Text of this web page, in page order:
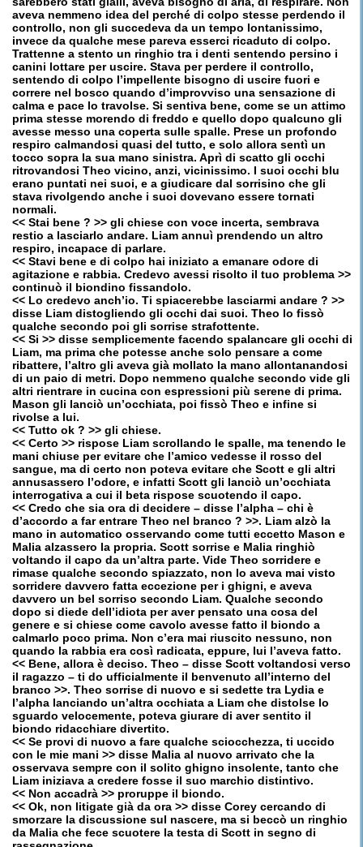
aveva nemmeno idea del perché di colpo stesse perdendo il
controllo, non gli succedeva da un tempo lontanissimo,
invece da qualche mese pareva esserci ricaduto di colpo.
Trattenne a stento un ringhio tra i denti sentendo persino i
canini lottare per uscire. Stava per perdere il controllo,
sentendo di colpo l’impellente bisogno di uscire fuori e
correre nel bosco quando d’improvviso una sensazione di
calma e pace lo travolse. Si sentiva bene, come se un attimo
prima stesse morendo di freddo e quello dopo qualcuno gli
avesse messo una coperta sulle spalle. Prese un profondo
respiro calmandosi quasi del tutto, e solo allora sentì un
tocco sopra la sua mano sinistra. Aprì di scatto gli occhi
ritrovandosi Theo vicino, anzi, vicinissimo. I suoi occhi blu
erano puntati nei suoi, e a giudicare dal sorrisino che gli
stava rivolgendo anche i suoi dovevano essere tornati
normali.
<< Stai bene ? >> gli chiese con voce incerta, sembrava
restio a lasciarlo andare. Liam annuì prendendo un altro
respiro, incapace di parlare.
<< Stavi bene e di colpo hai iniziato a emanare odore di
agitazione e rabbia. Credevo avessi risolto il tuo problema >>
continuò il biondino fissandolo.
<< Lo credevo anch’io. Ti spiacerebbe lasciarmi andare ? >>
disse Liam distogliendo gli occhi dai suoi. Theo lo fissò
qualche secondo poi gli sorrise strafottente.
<< Si >> disse semplicemente facendo spalancare gli occhi di
Liam, ma prima che potesse anche solo pensare a come
ribattere, l’altro gli aveva già mollato la mano allontanandosi
di un paio di metri. Dopo nemmeno qualche secondo vide gli
altri rientrare in cucina con espressioni più serene di prima.
Mason gli lanciò un’occhiata, poi fissò Theo e infine si
rivolse a lui.
<< Tutto ok ? >> gli chiese.
<< Certo >> rispose Liam scrollando le spalle, ma tenendo le
mani chiuse per evitare che l’amico vedesse il rosso del
sangue, ma di certo non poteva evitare che Scott e gli altri
annusassero l’odore, e infatti Scott gli lanciò un’occhiata
interrogativa a cui il beta rispose scuotendo il capo.
<< Credo che sia ora di decidere – disse l’alpha – chi è
d’accordo a far entrare Theo nel branco ? >>. Liam alzò la
mano in automatico osservando come tutti eccetto Mason e
Malia alzassero la propria. Scott sorrise e Malia ringhiò
voltando il capo da un’altra parte. Vide Theo sorridere e
rimase qualche secondo spiazzato, non lo aveva mai visto
sorridere davvero fatta eccezione per i ghigni, e aveva
davvero un bel sorriso secondo Liam. Qualche secondo
dopo si diede dell’idiota per aver pensato una cosa del
genere e si chiese come cavolo avesse fatto il biondo a
calmarlo poco prima. Non c’era mai riuscito nessuno, non
quando la rabbia era così radicata, eppure, lui l’aveva fatto.
<< Bene, allora è deciso. Theo – disse Scott voltandosi verso
il ragazzo – ti do ufficialmente il benvenuto all’interno del
branco >>. Theo sorrise di nuovo e si sedette tra Lydia e
l’alpha lanciando un’altra occhiata a Liam che distolse lo
sguardo velocemente, poteva giurare di aver sentito il
biondo ridacchiare divertito.
<< Se provi di nuovo a fare qualche sciocchezza, ti uccido
con le mie mani >> disse Malia al nuovo arrivato che la
osservava sempre con il solito ghigno insolente, tanto che
Liam iniziava a credere fosse il suo marchio distintivo.
<< Non accadrà >> proruppe il biondo.
<< Ok, non litigate già da ora >> disse Corey cercando di
smorzare la discussione sul nascere, ma si beccò un ringhio
da Malia che fece scuotere la testa di Scott in segno di